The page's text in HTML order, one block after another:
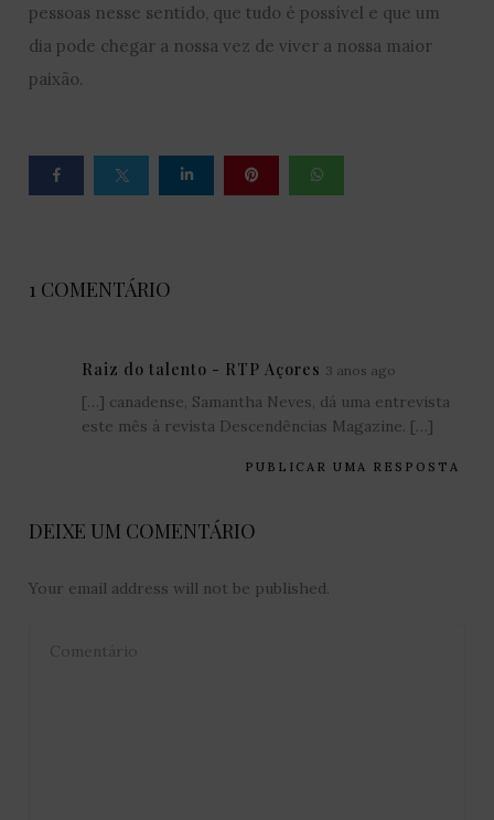
pessoas nesse sentido, que tudo é possível e que um
dia pode chegar a nossa vez de viver a nossa maior
paixão.
1 COMENTÁRIO
Raiz do talento - RTP Açores 3 anos ago
PUBLICAR UMA RESPOSTA
[…] canadense, Samantha Neves, dá uma entrevista
este mês à revista Descendências Magazine. […]
DEIXE UM COMENTÁRIO
Your email address will not be published.